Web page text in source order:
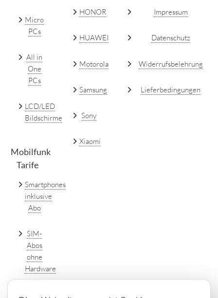
Micro
PCs
All in
One
PCs
LCD/LED
Bildschirme
Mobilfunk
Tarife
Smartphones
inklusive
Abo
SIM-
Abos
ohne
Hardware
HONOR
HUAWEI
Motorola
Samsung
Sony
Xiaomi
Impressum
Datenschutz
Widerrufsbelehrung
Lieferbedingungen